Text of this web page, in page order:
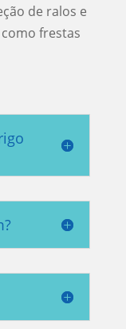
de ralos e
frestas